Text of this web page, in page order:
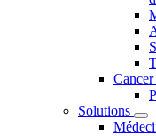
Cancer
Solutions